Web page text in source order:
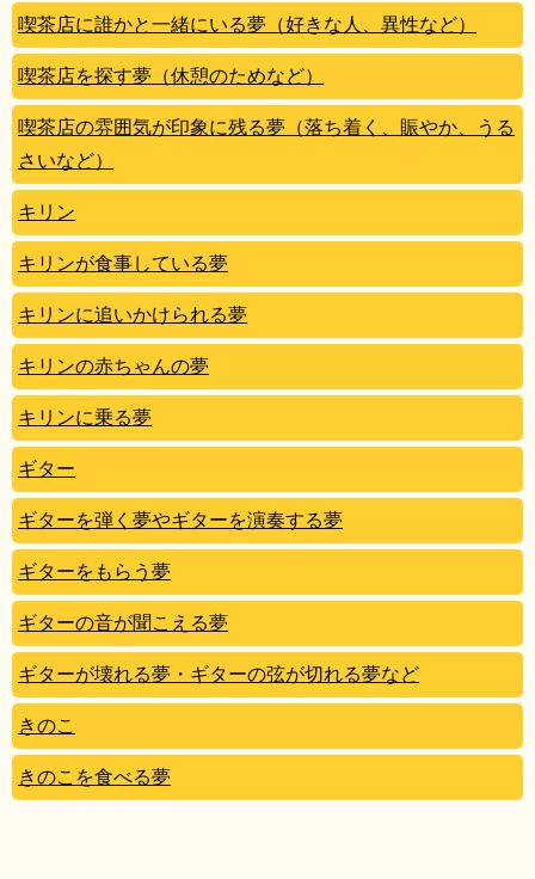
喫茶店に誰かと一緒にいる夢（好きな人、異性など）
喫茶店を探す夢（休憩のためなど）
喫茶店の雰囲気が印象に残る夢（落ち着く、賑やか、うる
さいなど）
キリン
キリンが食事している夢
キリンに追いかけられる夢
キリンの赤ちゃんの夢
キリンに乗る夢
ギター
ギターを弾く夢やギターを演奏する夢
ギターをもらう夢
ギターの音が聞こえる夢
ギターが壊れる夢・ギターの弦が切れる夢など
きのこ
きのこを食べる夢